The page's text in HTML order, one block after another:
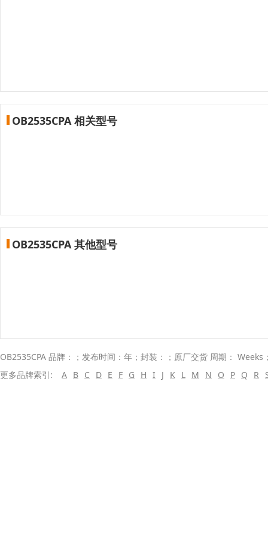
OB2535CPA 相关型号
OB2535CPA 其他型号
OB2535CPA 品牌：；发布时间：年；封装：；原厂交货 周期： Weeks
更多品牌索引:
A B C D E F G H I J K L M N O P Q R